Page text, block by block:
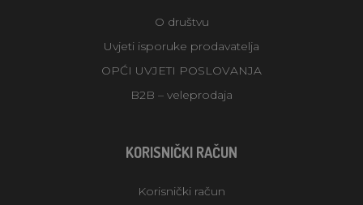
O društvu
Uvjeti isporuke prodavatelja
OPĆI UVJETI POSLOVANJA
B2B – veleprodaja
KORISNIČKI RAČUN
Korisnički račun